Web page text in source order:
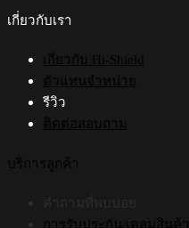
เกี่ยวกับเรา
เกี่ยวกับ Hi-Shield
ตัวแทนจำหน่าย
รีวิว
ติดต่อสอบถาม
บริการลูกค้า
การรับประกัน/เคลมสินค้า